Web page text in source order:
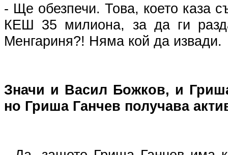
- Ще обезпечи. Това, което каза
КЕШ 35 милиона, за да ги
Менгариня?! Няма кой да извади.
Значи и Васил Божков, и
но Гриша Ганчев получава